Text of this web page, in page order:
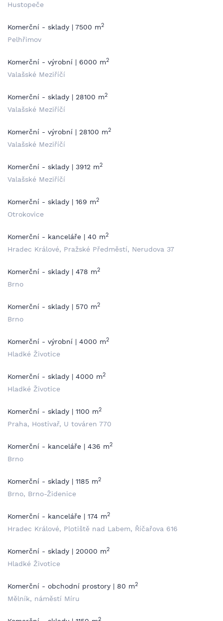
Hustopeče
Komerční - sklady | 7500 m2
Pelhřimov
Komerční - výrobní | 6000 m2
Valašské Meziříčí
Komerční - sklady | 28100 m2
Valašské Meziříčí
Komerční - výrobní | 28100 m2
Valašské Meziříčí
Komerční - sklady | 3912 m2
Valašské Meziříčí
Komerční - sklady | 169 m2
Otrokovice
Komerční - kanceláře | 40 m2
Hradec Králové, Pražské Předměstí, Nerudova 37
Komerční - sklady | 478 m2
Brno
Komerční - sklady | 570 m2
Brno
Komerční - výrobní | 4000 m2
Hladké Životice
Komerční - sklady | 4000 m2
Hladké Životice
Komerční - sklady | 1100 m2
Praha, Hostivař, U továren 770
Komerční - kanceláře | 436 m2
Brno
Komerční - sklady | 1185 m2
Brno, Brno-Židenice
Komerční - kanceláře | 174 m2
Hradec Králové, Plotiště nad Labem, Říčařova 616
Komerční - sklady | 20000 m2
Hladké Životice
Komerční - obchodní prostory | 80 m2
Mělník, náměstí Míru
2